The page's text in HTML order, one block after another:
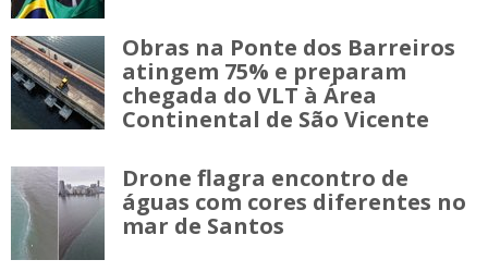
Obras na Ponte dos Barreiros
atingem 75% e preparam
chegada do VLT à Área
Continental de São Vicente
Drone flagra encontro de
águas com cores diferentes no
mar de Santos